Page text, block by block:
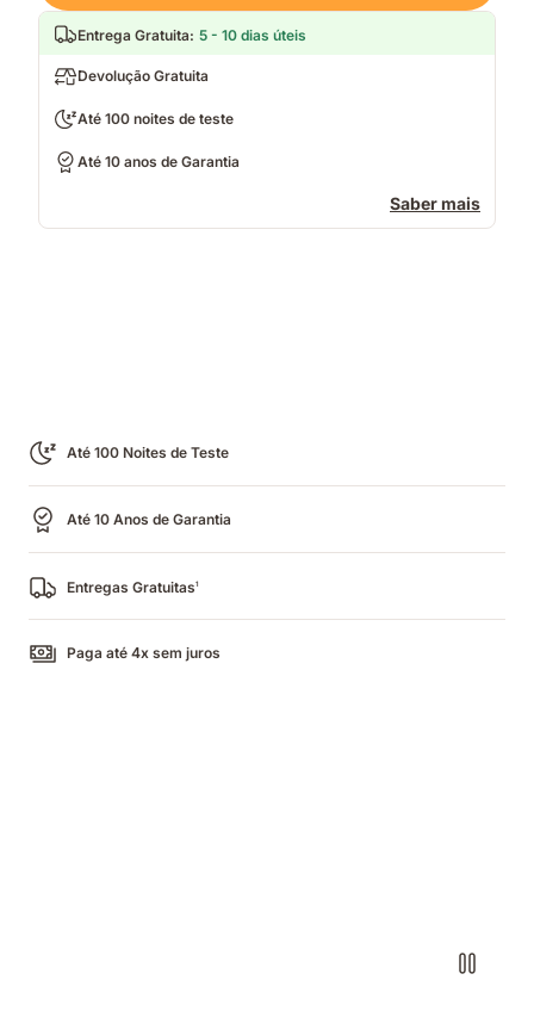
Entrega Gratuita: 5 - 10 dias úteis
Devolução Gratuita
Até 100 noites de teste
Até 10 anos de Garantia
Saber mais
Até 100 Noites de Teste
Até 10 Anos de Garantia
Entregas Gratuitas1
Paga até 4x sem juros